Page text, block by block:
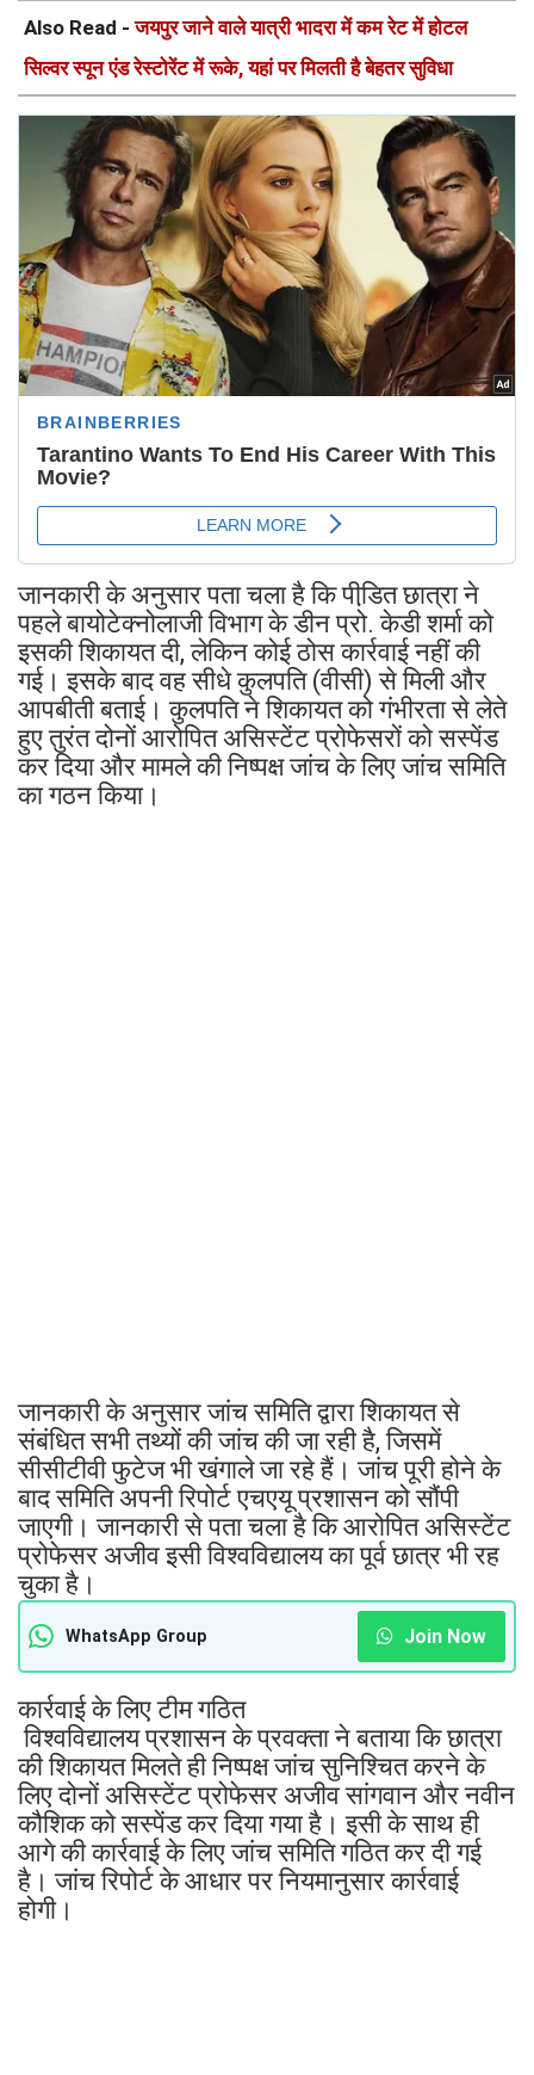
Also Read -जयपुर जाने वाले यात्री भादरा में कम रेट में होटल
सिल्वर स्पून एंड रेस्टोरेंट में रूके, यहां पर मिलती है बेहतर सुविधा
जानकारी के अनुसार पता चला है कि पीडि़त छात्रा ने
पहले बायोटेक्नोलाजी विभाग के डीन प्रो. केडी शर्मा को
इसकी शिकायत दी, लेकिन कोई ठोस कार्रवाई नहीं की
गई। इसके बाद वह सीधे कुलपति (वीसी) से मिली और
आपबीती बताई। कुलपति ने शिकायत को गंभीरता से लेते
हुए तुरंत दोनों आरोपित असिस्टेंट प्रोफेसरों को सस्पेंड
कर दिया और मामले की निष्पक्ष जांच के लिए जांच समिति
का गठन किया।
जानकारी के अनुसार जांच समिति द्वारा शिकायत से
संबंधित सभी तथ्यों की जांच की जा रही है, जिसमें
सीसीटीवी फुटेज भी खंगाले जा रहे हैं। जांच पूरी होने के
बाद समिति अपनी रिपोर्ट एचएयू प्रशासन को सौंपी
जाएगी। जानकारी से पता चला है कि आरोपित असिस्टेंट
प्रोफेसर अजीव इसी विश्वविद्यालय का पूर्व छात्र भी रह
चुका है।
WhatsApp Group Join Now
कार्रवाई के लिए टीम गठित
विश्वविद्यालय प्रशासन के प्रवक्ता ने बताया कि छात्रा
की शिकायत मिलते ही निष्पक्ष जांच सुनिश्चित करने के
लिए दोनों असिस्टेंट प्रोफेसर अजीव सांगवान और नवीन
कौशिक को सस्पेंड कर दिया गया है। इसी के साथ ही
आगे की कार्रवाई के लिए जांच समिति गठित कर दी गई
है। जांच रिपोर्ट के आधार पर नियमानुसार कार्रवाई
होगी।